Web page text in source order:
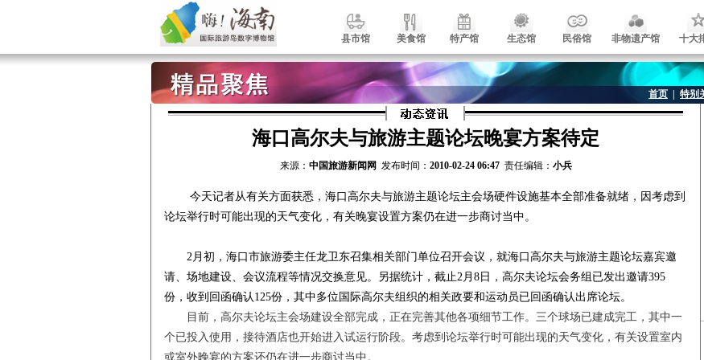
县市馆 美食馆 特产馆 生态馆 民俗馆 非物遗产馆 十大
首页 特别
海口高尔夫与旅游主题论坛晚宴方案待定
来源： 中国旅游新闻网 发布时间： 2010-02-24 06:47责任编辑： 小兵
今天记者从有关方面获悉，海口高尔夫与旅游主题论坛主会场硬件设施基本全部准备就绪，因考虑到
论坛举行时可能出现的天气变化，有关晚宴设置方案仍在进一步商讨当中。
2月初，海口市旅游委主任龙卫东召集相关部门单位召开会议，就海口高尔夫与旅游主题论坛嘉宾邀
请、场地建设、会议流程等情况交换意见。另据统计，截止2月8日，高尔夫论坛会务组已发出邀请395
份，收到回函确认125份，其中多位国际高尔夫组织的相关政要和运动员已回函确认出席论坛。
目前，高尔夫论坛主会场建设全部完成，正在完善其他各项细节工作。三个球场已建成完工，其中一
个已投入使用，接待酒店也开始进入试运行阶段。考虑到论坛举行时可能出现的天气变化，有关设置室内
或室外晚宴的方案还仍在进一步商讨当中。